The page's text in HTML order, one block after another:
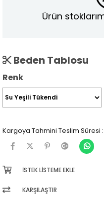
Ürün
Beden Tablosu
Renk
Kargoya Tahmini Teslim Süresi :
İSTEK LISTEME EKLE
KARŞILAŞTIR